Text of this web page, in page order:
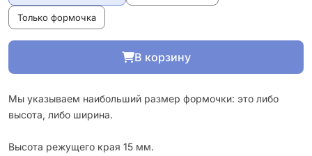
Только формочка
В корзину
Мы указываем наибольший размер формочки: это либо
высота, либо ширина.
Высота режущего края 15 мм.